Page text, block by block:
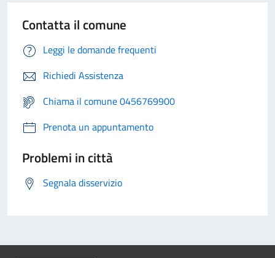
Contatta il comune
Leggi le domande frequenti
Richiedi Assistenza
Chiama il comune 0456769900
Prenota un appuntamento
Problemi in città
Segnala disservizio